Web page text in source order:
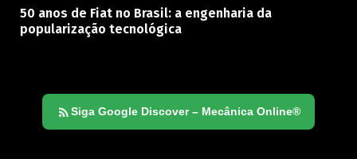
50 anos de Fiat no Brasil: a engenharia da
popularização tecnológica
Siga Google Discover – Mecânica Online®